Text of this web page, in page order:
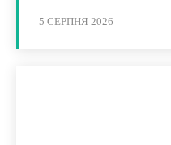
5 СЕРПНЯ 2026